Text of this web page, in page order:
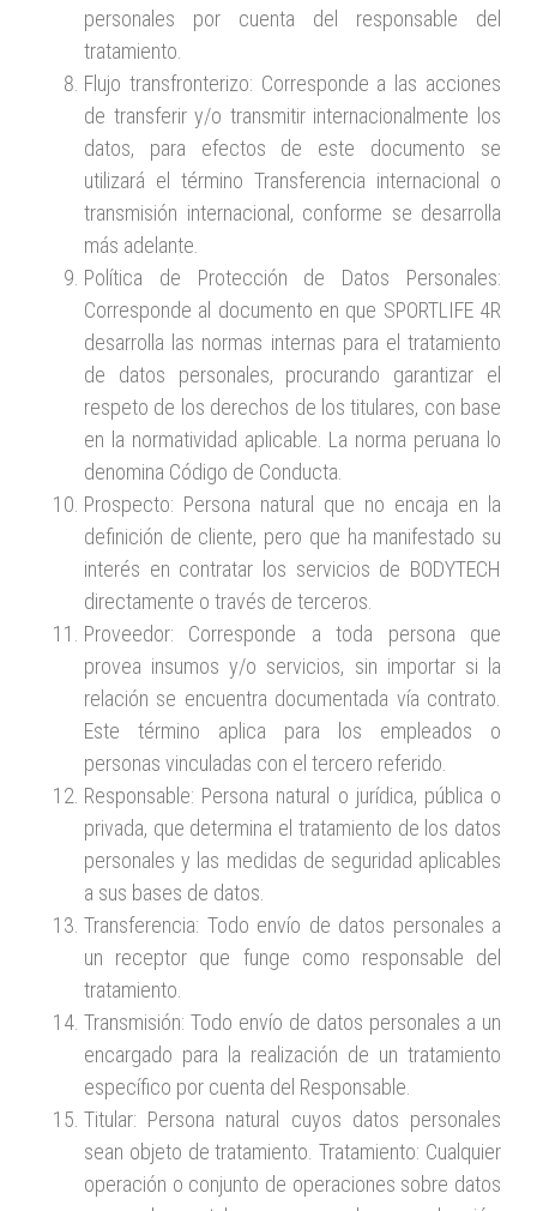
personales por cuenta del responsable del
tratamiento.
Flujo transfronterizo: Corresponde a las acciones
de transferir y/o transmitir internacionalmente los
datos, para efectos de este documento se
utilizará el término Transferencia internacional o
transmisión internacional, conforme se desarrolla
más adelante.
Política de Protección de Datos Personales:
Corresponde al documento en que SPORTLIFE 4R
desarrolla las normas internas para el tratamiento
de datos personales, procurando garantizar el
respeto de los derechos de los titulares, con base
en la normatividad aplicable. La norma peruana lo
denomina Código de Conducta.
Prospecto: Persona natural que no encaja en la
definición de cliente, pero que ha manifestado su
interés en contratar los servicios de BODYTECH
directamente o través de terceros.
Proveedor: Corresponde a toda persona que
provea insumos y/o servicios, sin importar si la
relación se encuentra documentada vía contrato.
Este término aplica para los empleados o
personas vinculadas con el tercero referido.
Responsable: Persona natural o jurídica, pública o
privada, que determina el tratamiento de los datos
personales y las medidas de seguridad aplicables
a sus bases de datos.
Transferencia: Todo envío de datos personales a
un receptor que funge como responsable del
tratamiento.
Transmisión: Todo envío de datos personales a un
encargado para la realización de un tratamiento
específico por cuenta del Responsable.
Titular: Persona natural cuyos datos personales
sean objeto de tratamiento. Tratamiento: Cualquier
operación o conjunto de operaciones sobre datos